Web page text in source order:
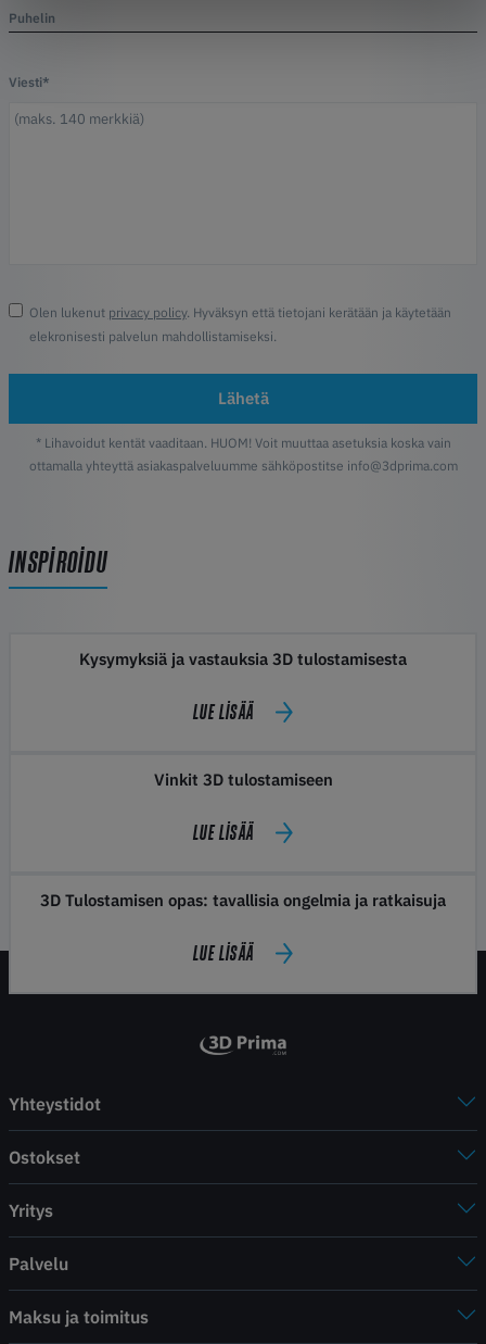
Puhelin
Viesti*
Olen lukenut privacy policy. Hyväksyn että tietojani kerätään ja käytetään
elekronisesti palvelun mahdollistamiseksi.
Lähetä
* Lihavoidut kentät vaaditaan. HUOM! Voit muuttaa asetuksia koska vain
ottamalla yhteyttä asiakaspalveluumme sähköpostitse info@3dprima.com
INSPIROIDU
Kysymyksiä ja vastauksia 3D tulostamisesta
LUE LISÄÄ
Vinkit 3D tulostamiseen
LUE LISÄÄ
3D Tulostamisen opas: tavallisia ongelmia ja ratkaisuja
LUE LISÄÄ
Yhteystidot
Ostokset
Yritys
Palvelu
Maksu ja toimitus